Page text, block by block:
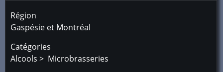
Région
Gaspésie et Montréal
Catégories
Alcools > Microbrasseries